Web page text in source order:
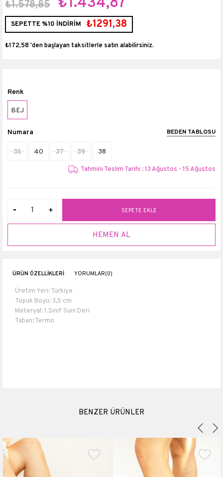
₺1.578,85
SEPETTE %10 İNDİRİM ₺1291,38
₺172,58 'den başlayan taksitlerle
Renk
BEJ
Numara BEDEN TABLOSU
36 40 37 39 38
Tahmini Teslim Tarihi : 13 Ağustos - 15 Ağustos
ÜRÜN ÖZELLIKLERI YORUMLAR(0)
Üretim Yeri: Türkiye
Topuk Boyu: 3,5 cm
Materyal: 1.Sınıf Suni Deri
Taban: Termo
BENZER ÜRÜNLER